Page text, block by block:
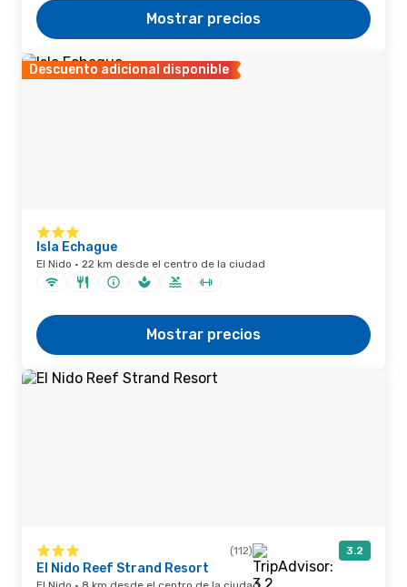
Mostrar precios
Descuento adicional disponible
Isla Echague
El Nido · 22 km desde el centro de la ciudad
Mostrar precios
(112) 3.2
El Nido Reef Strand Resort